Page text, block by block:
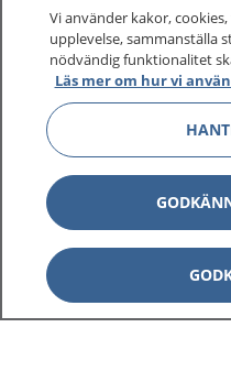
1177–tryggt om
På 1177.se får du råd
sjukdomar och vilka
Logga in för att läsa
vårdärenden. Ring
sjukvårdsrådgivning
Vi använder kakor,
upplevelse, sammanställa
nödvändig funktionalitet
Läs mer om hur vi